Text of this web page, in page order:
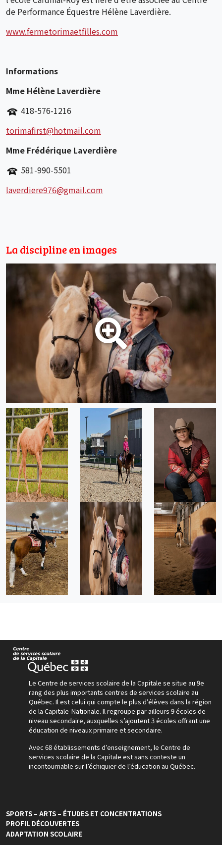
de Performance Équestre Hélène Laverdière.
www.fermetorimaetfilles.com
Informations
Mme Hélène Laverdière
418-576-1216
torimafirst@hotmail.com
Mme Frédérique Laverdière
581-990-5501
laverdiere976@gmail.com
La discipline en images
Le Centre de services scolaire de la Capitale se situe au 9e
rang des plus importants centres de services scolaire au
Québec. Il est celui qui compte le plus d’élèves dans la région
de la Capitale-Nationale. Il regroupe par ailleurs 9 écoles de
niveau secondaire, auxquelles s’ajoutent 3 écoles offrant une
éducation de niveaux primaire et secondaire.
Avec 68 établissements d’enseignement, le Centre de
services scolaire de la Capitale est sans conteste un
incontournable sur l’échiquier de l’éducation au Québec.
SPORTS – ARTS – ÉTUDES ET CONCENTRATIONS
PROFIL DÉCOUVERTES
ADAPTATION SCOLAIRE